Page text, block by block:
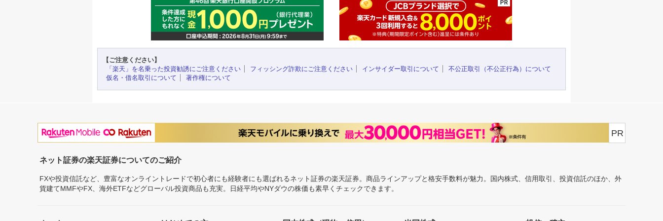
【ご注意ください】
「楽天」を名乗った投資勧誘にご注意ください
フィッシング詐欺にご注意ください インサイダー取引について
不公正取引（不公正行為）について
仮名・借名取引について
著作権について
PR
ネット証券の楽天証券についてのご紹介
FXや投資信託など、豊富なオンライントレードで初心者にも経験者にも選ばれるネット証券の楽天証券。商品ラインアップと格安手数料が魅力。国内株式、信用取引、投資信託のほか、外
貨建てMMFやFX、海外ETFなどグローバル投資商品も充実。日経平均やNYダウの株価も素早くチェックできます。